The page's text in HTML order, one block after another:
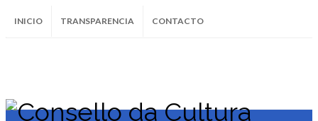
INICIO TRANSPARENCIA CONTACTO
InstagramFacebookTwitter Soundcloud
Youtube